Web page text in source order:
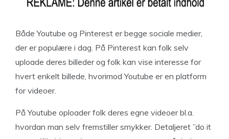
Både Youtube og Pinterest er begge sociale medier,
der er populære i dag. På Pinterest kan folk selv
uploade deres billeder og folk kan vise interesse for
hvert enkelt billede, hvorimod Youtube er en platform
for videoer.
På Youtube oploader folk deres egne videoer bl.a.
hvordan man selv fremstiller smykker. Detaljeret ”do it